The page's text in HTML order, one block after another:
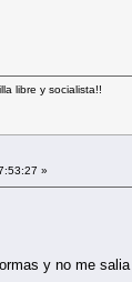
libre y socialista!!
»
y no me salia